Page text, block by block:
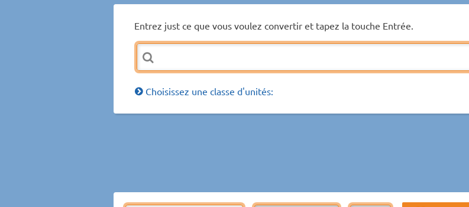
Entrez just ce que vous voulez convertir et tapez la touche Entrée.
Choisissez une classe d'unités: